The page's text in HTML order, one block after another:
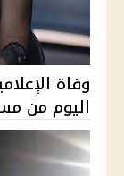
وفاة
اليوم من